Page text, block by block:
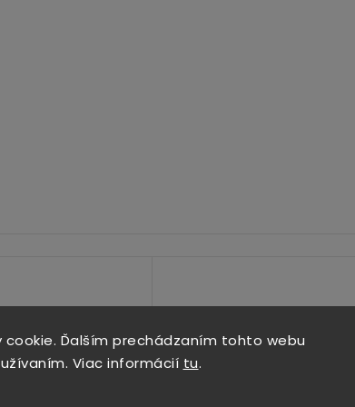
Ďalším prechádzaním tohto webu
Viac informácií tu.